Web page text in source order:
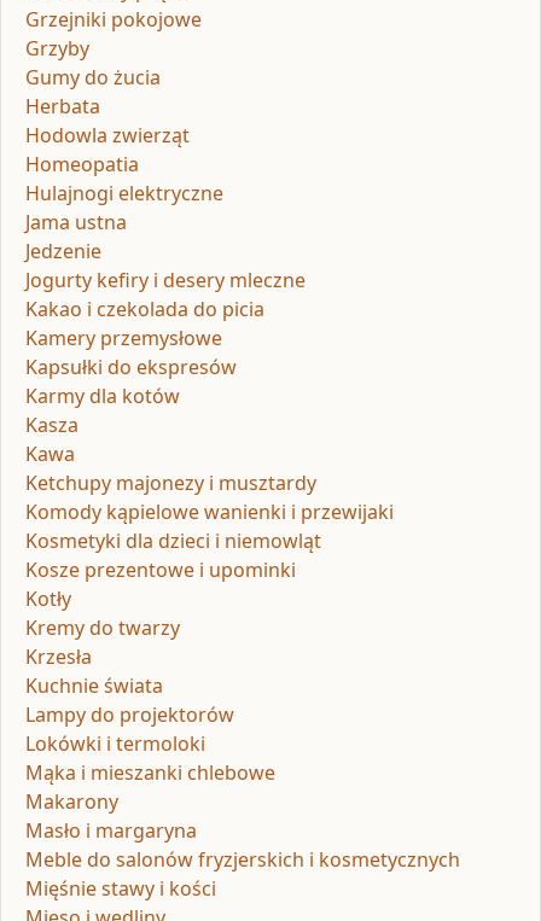
Grzejniki pokojowe
Grzyby
Gumy do żucia
Herbata
Hodowla zwierząt
Homeopatia
Hulajnogi elektryczne
Jama ustna
Jedzenie
Jogurty kefiry i desery mleczne
Kakao i czekolada do picia
Kamery przemysłowe
Kapsułki do ekspresów
Karmy dla kotów
Kasza
Kawa
Ketchupy majonezy i musztardy
Komody kąpielowe wanienki i przewijaki
Kosmetyki dla dzieci i niemowląt
Kosze prezentowe i upominki
Kotły
Kremy do twarzy
Krzesła
Kuchnie świata
Lampy do projektorów
Lokówki i termoloki
Mąka i mieszanki chlebowe
Makarony
Masło i margaryna
Meble do salonów fryzjerskich i kosmetycznych
Mięśnie stawy i kości